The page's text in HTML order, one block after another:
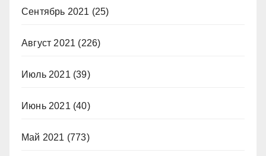
Сентябрь 2021 (25)
Август 2021 (226)
Июль 2021 (39)
Июнь 2021 (40)
Май 2021 (773)